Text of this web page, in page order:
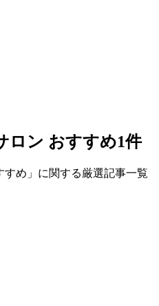
ロン おすすめ1件
すめ」に関する厳選記事一覧